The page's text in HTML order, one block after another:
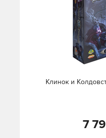
Клинок и
7